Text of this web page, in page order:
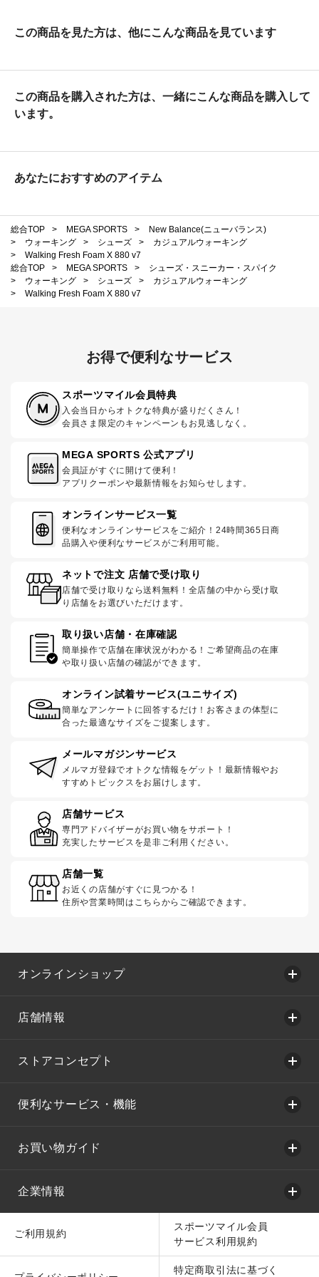
この商品を見た方は、他にこんな商品を見ています
この商品を購入された方は、一緒にこんな商品を購入して
います。
あなたにおすすめのアイテム
総合TOP > MEGA SPORTS >
New Balance(ニューバランス)
>
ウォーキング > シューズ >
カジュアルウォーキング
>
Walking Fresh Foam X 880 v7
総合TOP
> MEGA SPORTS >
シューズ・スニーカー・スパイク
>
ウォーキング > シューズ >
カジュアルウォーキング
>
Walking Fresh Foam X 880 v7
お得で便利なサービス
スポーツマイル会員特典
入会当日からオトクな特典が盛りだくさん！
会員さま限定のキャンペーンもお見逃しなく。
MEGA SPORTS 公式アプリ
会員証がすぐに開けて便利！
アプリクーポンや最新情報をお知らせします。
オンラインサービス一覧
便利なオンラインサービスをご紹介！24時間365日商
品購入や便利なサービスがご利用可能。
ネットで注文 店舗で受け取り
店舗で受け取りなら送料無料！全店舗の中から受け取
り店舗をお選びいただけます。
取り扱い店舗・在庫確認
簡単操作で店舗在庫状況がわかる！ご希望商品の在庫
や取り扱い店舗の確認ができます。
オンライン試着サービス(ユニサイズ)
簡単なアンケートに回答するだけ！お客さまの体型に
合った最適なサイズをご提案します。
メールマガジンサービス
メルマガ登録でオトクな情報をゲット！最新情報やお
すすめトピックスをお届けします。
店舗サービス
専門アドバイザーがお買い物をサポート！
充実したサービスを是非ご利用ください。
店舗一覧
お近くの店舗がすぐに見つかる！
住所や営業時間はこちらからご確認できます。
オンラインショップ
店舗情報
ストアコンセプト
便利なサービス・機能
お買い物ガイド
企業情報
ご利用規約
スポーツマイル会員
サービス利用規約
特定商取引法に基づく